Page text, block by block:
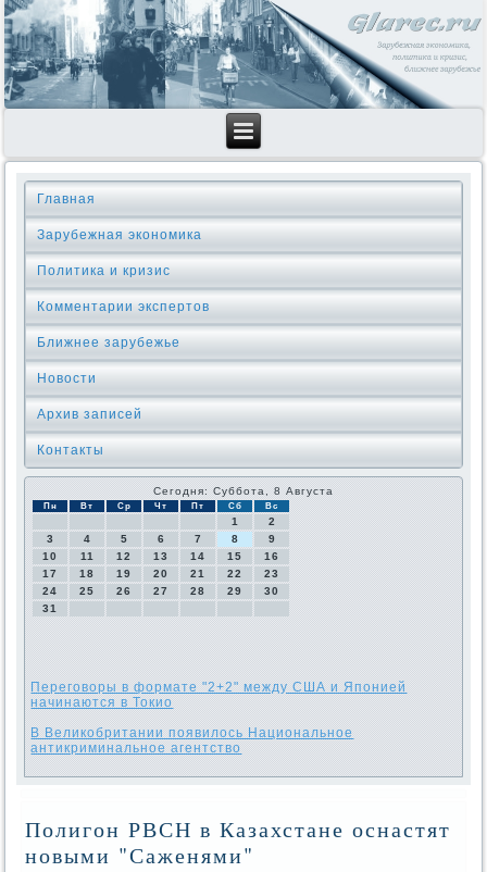
Главная
Зарубежная экономика
Политика и кризис
Комментарии экспертов
Ближнее зарубежье
Новости
Архив записей
Контакты
Сегодня: Суббота, 8 Августа
Пн Вт Ср Чт Пт Сб Вс
1
2
3
4 5 6 7 8
9
10
11 12 13 14 15
16
17
18 19 20 21 22
23
24
25 26 27 28 29
30
31
Переговоры в формате "2+2" между США и Японией
начинаются в Токио
В Великобритании появилось Национальное
антикриминальное агентство
Полигон РВСН в Казахстане оснастят
новыми "Саженями"